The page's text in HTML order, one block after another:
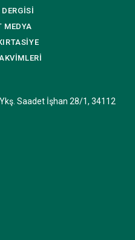
DERGİSİ
MEDYA
Saadet İşhan 28/1, 34112